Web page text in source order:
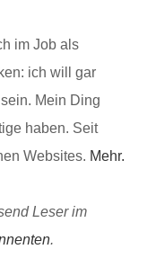
im Job als
ich will gar
Mein Ding
haben. Seit
Websites. Mehr.
Leser im
.